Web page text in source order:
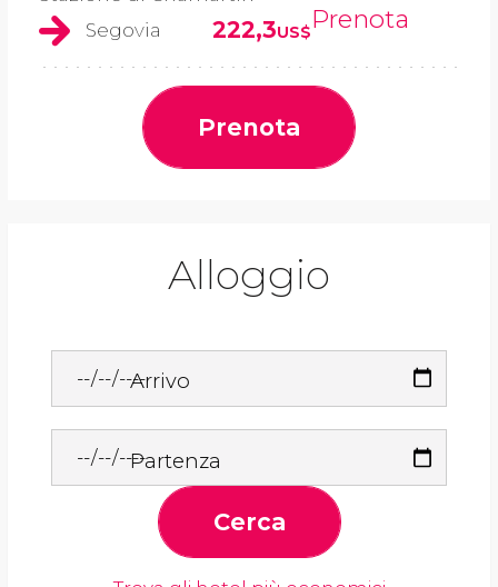
Segovia
222,3US$Prenota
Prenota
Alloggio
Arrivo
Partenza
Cerca